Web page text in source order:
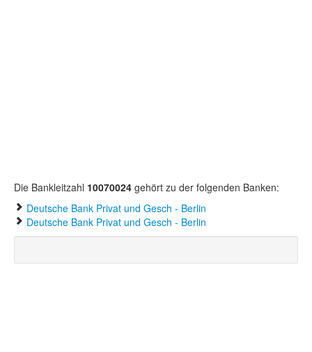
Die Bankleitzahl 10070024 gehört zu der folgenden Banken:
Deutsche Bank Privat und Gesch - Berlin
Deutsche Bank Privat und Gesch - Berlin